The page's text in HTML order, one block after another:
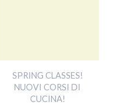
SPRING CLASSES!
NUOVI CORSI DI
CUCINA!